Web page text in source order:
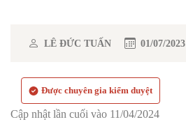
LÊ ĐỨC TUẤN 01/07/2023
Được chuyên gia kiểm duyệt
Cập nhật lần cuối vào 11/04/2024